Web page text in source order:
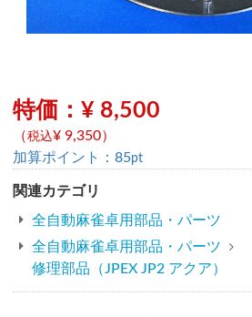
特価：¥ 8,500
（税込¥ 9,350）
加算ポイント： 85pt
関連カテゴリ
全自動麻雀卓用部品・パーツ
全自動麻雀卓用部品・パーツ
修理部品（JPEX JP2 アクア）